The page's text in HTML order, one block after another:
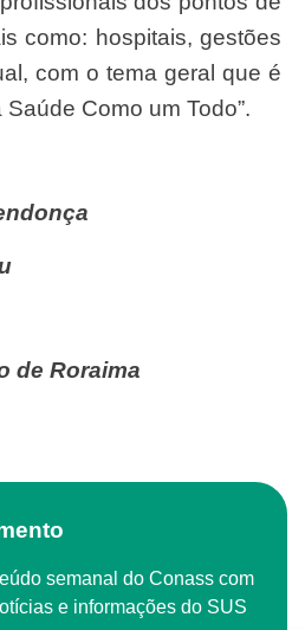
como: hospitais, gestões
com o tema geral que é
Como um Todo”.
de Roraima
e informações do SUS